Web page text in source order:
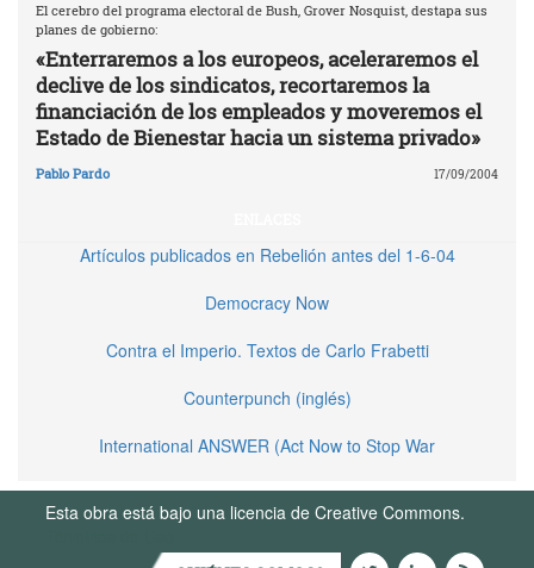
El cerebro del programa electoral de Bush, Grover Nosquist, destapa sus
planes de gobierno:
«Enterraremos a los europeos, aceleraremos el
declive de los sindicatos, recortaremos la
financiación de los empleados y moveremos el
Estado de Bienestar hacia un sistema privado»
Pablo Pardo 17/09/2004
Artículos publicados en Rebelión antes del 1-6-04
Democracy Now
Contra el Imperio. Textos de Carlo Frabetti
Counterpunch (inglés)
International ANSWER (Act Now to Stop War
Esta obra está bajo una licencia de Creative Commons.